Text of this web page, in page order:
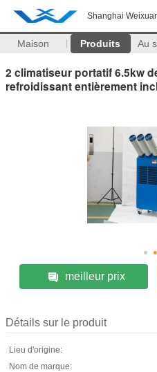
Shanghai
Maison Produits Au
2 climatiseur portatif 6.5kw
refroidissant entièrement
meilleur prix
Détails sur le produit
Lieu d'origine:
Nom de marque: